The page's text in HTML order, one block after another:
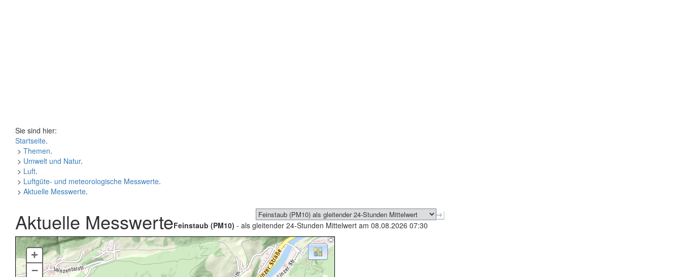
Sie sind hier:
Startseite.
> Themen.
> Umwelt und Natur.
> Luft.
> Luftgüte- und meteorologische Messwerte.
> Aktuelle Messwerte.
Aktuelle MesswerteFeinstaub (PM10) - als gleitender 24-Stunden Mittelwert am 08.08.2026 07:30
+
–